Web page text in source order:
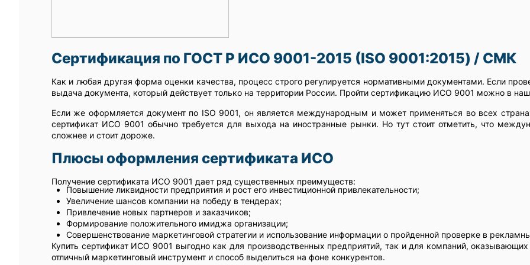
Сертификация по ГОСТ Р ИСО 9001-2015 (ISO 9001:2015) / СМК
Как и любая другая форма оценки качества, процесс строго регулируется нормативными документами. Если
выдача документа, который действует только на территории России. Пройти сертификацию ИСО 9001 можно в
Если же оформляется документ по ISO 9001, он является международным и может применяться во всех
сертификат ИСО 9001 обычно требуется для выхода на иностранные рынки. Но тут стоит отметить, что
сложнее и стоит дороже.
Плюсы оформления сертификата ИСО
Получение сертификата ИСО 9001 дает ряд существенных преимуществ:
Повышение ликвидности предприятия и рост его инвестиционной привлекательности;
Увеличение шансов компании на победу в тендерах;
Привлечение новых партнеров и заказчиков;
Формирование положительного имиджа организации;
Совершенствование маркетинговой стратегии и использование информации о пройденной проверке в
Купить сертификат ИСО 9001 выгодно как для производственных предприятий, так и для компаний,
отличный маркетинговый инструмент и способ выделиться на фоне конкурентов.